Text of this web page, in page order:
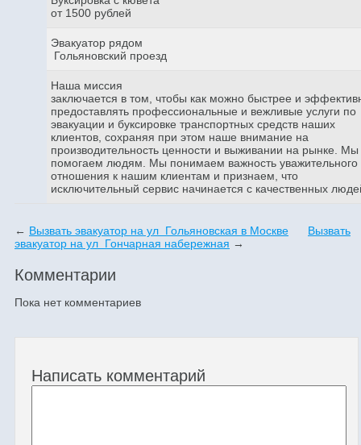
от 1500 рублей
Эвакуатор рядом
Гольяновский проезд
Наша миссия
заключается в том, чтобы как можно быстрее и
предоставлять профессиональные и вежливые услуги по
эвакуации и буксировке транспортных средств наших
клиентов, сохраняя при этом наше внимание на
производительность ценности и выживании на рынке. Мы
помогаем людям. Мы понимаем важность уважительного
отношения к нашим клиентам и признаем, что
исключительный сервис начинается с качественных
← Вызвать эвакуатор на ул Гольяновская в Москве
Вызвать
эвакуатор на ул Гончарная набережная →
Комментарии
Пока нет комментариев
Написать комментарий